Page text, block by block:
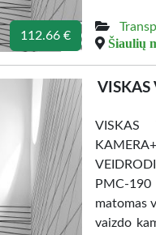
112.66 €
Šiaulių
VISKAS
PMC-
matomas
vaizdo